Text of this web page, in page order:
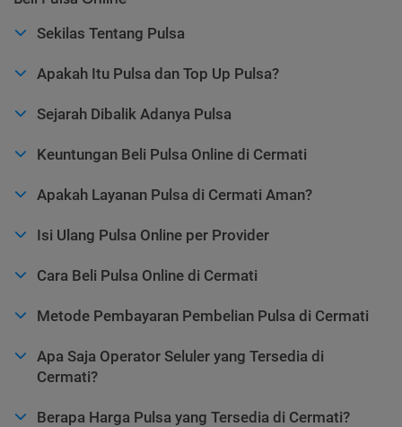
Sekilas Tentang Pulsa
Apakah Itu Pulsa dan Top Up Pulsa?
Sejarah Dibalik Adanya Pulsa
Keuntungan Beli Pulsa Online di Cermati
Apakah Layanan Pulsa di Cermati Aman?
Isi Ulang Pulsa Online per Provider
Cara Beli Pulsa Online di Cermati
Metode Pembayaran Pembelian Pulsa di Cermati
Apa Saja Operator Seluler yang Tersedia di
Cermati?
Berapa Harga Pulsa yang Tersedia di Cermati?